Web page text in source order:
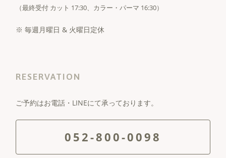
（最終受付 カット 17:30、カラー・パーマ 16:30）
※ 毎週月曜日 & 火曜日定休
RESERVATION
ご予約はお電話・LINEにて承っております。
052-800-0098